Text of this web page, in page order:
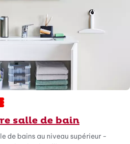
salle de bain
de bains au niveau supérieur -